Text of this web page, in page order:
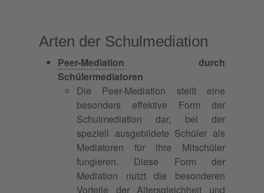
Arten der Schulmediation
Peer-Mediation durch
Schülermediatoren
Die Peer-Mediation stellt eine
besonders effektive Form der
Schulmediation dar, bei der
speziell ausgebildete Schüler als
Mediatoren für ihre Mitschüler
fungieren. Diese Form der
Mediation nutzt die besonderen
Vorteile der Altersgleichheit und